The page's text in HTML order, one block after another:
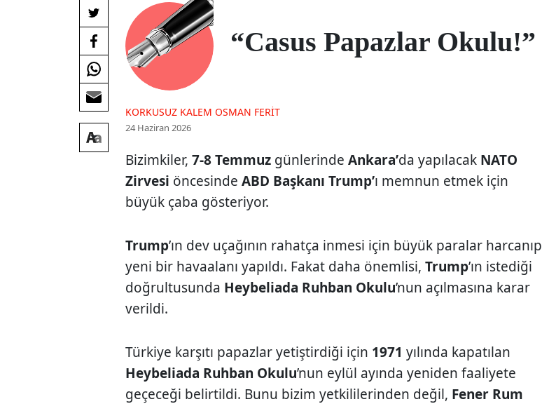
“Casus Papazlar Okulu!”
KORKUSUZ KALEM OSMAN FERIT
24 Haziran 2026
Bizimkiler,7-8 Temmuz günlerindeAnkara’da yapılacak NATO
Zirvesi öncesindeABD Başkanı Trump’ı memnun etmek için
büyük çaba gösteriyor.
Trump’ın dev uçağının rahatça inmesi için büyük paralar harcanıp
yeni bir havaalanı yapıldı. Fakat daha önemlisi,Trump’ın istediği
doğrultusunda Heybeliada Ruhban Okulu’nun açılmasına karar
verildi.
Türkiye karşıtı papazlar yetiştirdiği için 1971 yılında kapatılan
Heybeliada Ruhban Okulu’nun eylül ayında yeniden faaliyete
geçeceği belirtildi. Bunu bizim yetkililerinden değil, Fener Rum